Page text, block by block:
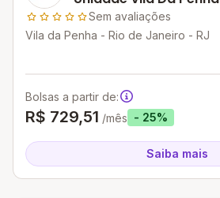
Sem avaliações
Vila da Penha - Rio de Janeiro - RJ
Bolsas a partir de:
R$ 729,51 /mês - 25%
Saiba mais